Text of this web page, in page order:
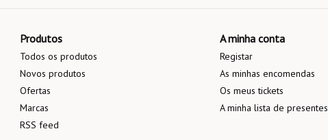
Produtos
Todos os produtos
Novos produtos
Ofertas
Marcas
RSS feed
A minha conta
Registar
As minhas encomendas
Os meus tickets
A minha lista de presentes